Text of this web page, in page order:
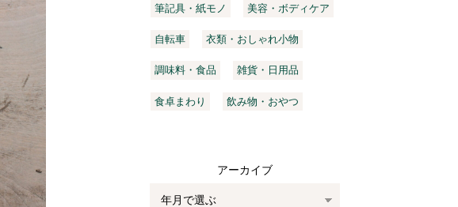
筆記具・紙モノ 美容・ボディケア
自転車 衣類・おしゃれ小物
調味料・食品 雑貨・日用品
食卓まわり 飲み物・おやつ
アーカイブ